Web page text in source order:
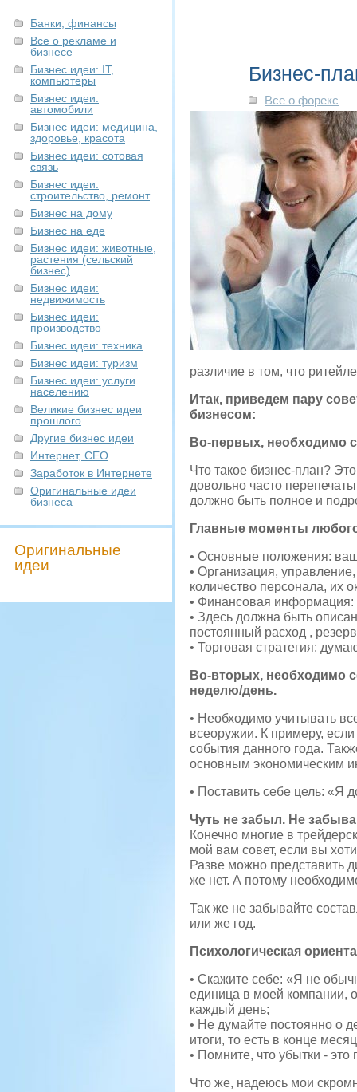
Банки, финансы
Все о рекламе и
бизнесе
Бизнес идеи: IT,
компьютеры
Бизнес идеи:
автомобили
Бизнес идеи: медицина,
здоровье, красота
Бизнес идеи: сотовая
связь
Бизнес идеи:
строительство, ремонт
Бизнес на дому
Бизнес на еде
Бизнес идеи: животные,
растения (сельский
бизнес)
Бизнес идеи:
недвижимость
Бизнес идеи:
производство
Бизнес идеи: техника
Бизнес идеи: туризм
Бизнес идеи: услуги
населению
Великие бизнес идеи
прошлого
Другие бизнес идеи
Интернет, СЕО
Заработок в Интернете
Оригинальные идеи
бизнеса
Оригинальные
идеи
Бизнес-
Все о форекс
различие в том, что
Итак, приведем пару
бизнесом:
Во-первых, необходимо
Что такое бизнес-план?
довольно часто
должно быть полное и
Главные моменты
• Основные положения:
• Организация,
количество персонала, их
• Финансовая информация:
• Здесь должна быть
постоянный расход ,
• Торговая стратегия:
Во-вторых, необходимо
неделю/день.
• Необходимо учитывать
всеоружии. К примеру,
события данного года.
основным экономическим
• Поставить себе цель: «Я
Чуть не забыл. Не
Конечно многие в
мой вам совет, если вы
Разве можно представить
же нет. А потому
Так же не забывайте
или же год.
Психологическая
• Скажите себе: «Я не
единица в моей компании,
каждый день;
• Не думайте постоянно о
итоги, то есть в конце
• Помните, что убытки -
Что же, надеюсь мои